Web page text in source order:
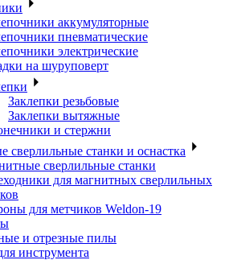
аккумуляторные
пневматические
электрические
на шуруповерт
Заклепки резьбовые
Заклепки вытяжные
и стержни
сверлильные станки и оснастка
сверлильные станки
для магнитных сверлильных
для метчиков Weldon-19
и отрезные пилы
инструмента